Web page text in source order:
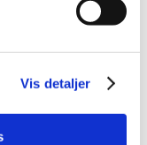
Vis detaljer